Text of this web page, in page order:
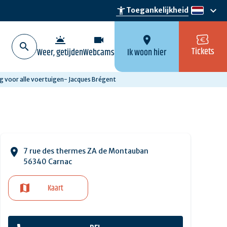
accessibility_newToegankelijkheid nl
keyboard_arrow_down
wb_twilight
Weer, getijden
videocam
Webcams
location_on
Ik woon hier Tickets
voor alle voertuigen- Jacques Brégent
7 rue des thermes ZA de Montauban
56340 Carnac
Kaart